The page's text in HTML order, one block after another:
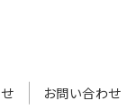
お問い合わせ